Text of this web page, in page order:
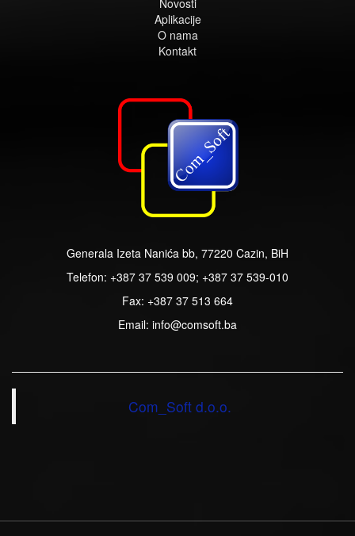
Novosti
Aplikacije
O nama
Kontakt
Generala Izeta Nanića bb, 77220 Cazin, BiH
Telefon: +387 37 539 009; +387 37 539-010
Fax: +387 37 513 664
Email: info@comsoft.ba
Com_Soft d.o.o.